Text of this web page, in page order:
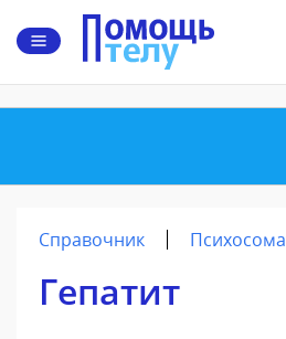
Справочник
Гепатит